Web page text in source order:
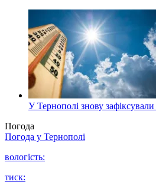
У Тернополі знову
Погода
Погода у Тернополі
вологість:
тиск: